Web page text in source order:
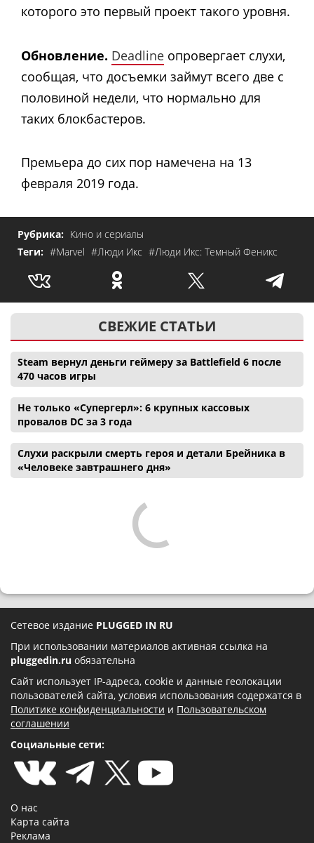
которого это первый проект такого уровня.
Обновление. Deadline опровергает слухи,
сообщая, что досъемки займут всего две с
половиной недели, что нормально для
таких блокбастеров.
Премьера до сих пор намечена на 13
февраля 2019 года.
Рубрика: Кино и сериалы
Теги: #Marvel #Люди Икс #Люди Икс: Темный Феникс
СВЕЖИЕ СТАТЬИ
Steam вернул деньги геймеру за Battlefield 6 после
470 часов игры
Не только «Супергерл»: 6 крупных кассовых
провалов DC за 3 года
Слухи раскрыли смерть героя и детали Брейника в
«Человеке завтрашнего дня»
Сетевое издание PLUGGED IN RU
При использовании материалов активная ссылка на
pluggedin.ru обязательна
Сайт использует IP-адреса, cookie и данные геолокации
пользователей сайта, условия использования содержатся в
Политике конфиденциальности и Пользовательском
соглашении
Социальные сети:
О нас
Карта сайта
Реклама